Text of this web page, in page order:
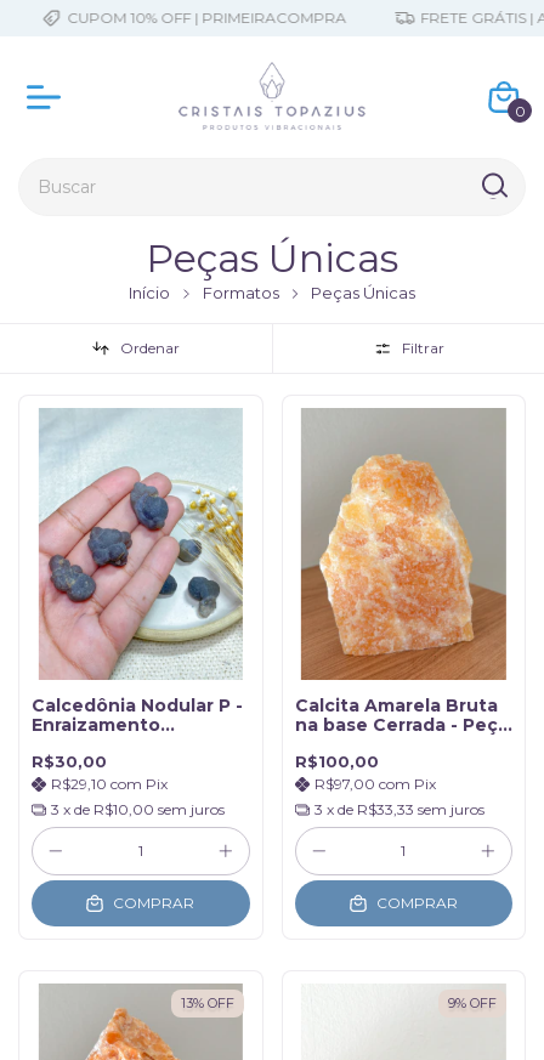
CUPOM 10% OFF | PRIMEIRACOMPRA FRETE GRÁTIS | A
0
Peças Únicas
Início Formatos Peças Únicas
Ordenar Filtrar
Calcedônia Nodular P -
Enraizamento
R$30,00
R$29,10 com Pix
3 x de R$10,00 sem juros
COMPRAR
Calcita Amarela Bruta
na base Cerrada - Peça
R$100,00
R$97,00 com Pix
3 x de R$33,33 sem juros
COMPRAR
13% OFF 9% OFF